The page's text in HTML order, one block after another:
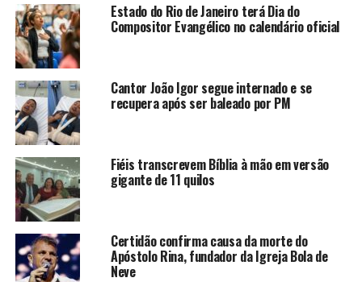
Estado do Rio de Janeiro terá Dia do
Compositor Evangélico no calendário oficial
Cantor João Igor segue internado e se
recupera após ser baleado por PM
Fiéis transcrevem Bíblia à mão em versão
gigante de 11 quilos
Certidão confirma causa da morte do
Apóstolo Rina, fundador da Igreja Bola de
Neve